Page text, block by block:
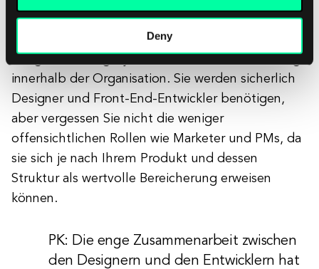
Deny
richtige Antwort auf die Projektstruktur - denken
Sie nicht nur an den Aufbau, sondern auch an die
innerhalb der Organisation. Sie werden sicherlich
Designer und Front-End-Entwickler benötigen,
aber vergessen Sie nicht die weniger
offensichtlichen Rollen wie Marketer und PMs, da
sie sich je nach Ihrem Produkt und dessen
Struktur als wertvolle Bereicherung erweisen
können.
PK: Die enge Zusammenarbeit zwischen
den Designern und den Entwicklern hat